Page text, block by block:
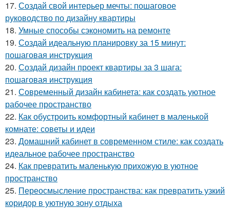
17. Создай свой интерьер мечты: пошаговое
руководство по дизайну квартиры
18. Умные способы сэкономить на ремонте
19. Создай идеальную планировку за 15 минут:
пошаговая инструкция
20. Создай дизайн проект квартиры за 3 шага:
пошаговая инструкция
21. Современный дизайн кабинета: как создать уютное
рабочее пространство
22. Как обустроить комфортный кабинет в маленькой
комнате: советы и идеи
23. Домашний кабинет в современном стиле: как создать
идеальное рабочее пространство
24. Как превратить маленькую прихожую в уютное
пространство
25. Переосмысление пространства: как превратить узкий
коридор в уютную зону отдыха